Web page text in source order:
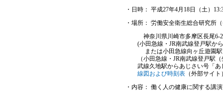
・日時： 平成27年4月18日（土）
・場所： 労働安全衛生総合研究所
神奈川県川崎市多摩区長尾6-
(小田急線・JR南武線登戸駅か
または小田急線向ヶ丘遊園駅
（小田急線・JR南武線登戸駅
武線久地駅からあじさい号「
線図および時刻表 （外部サイ
・内容： 働く人の健康に関する講